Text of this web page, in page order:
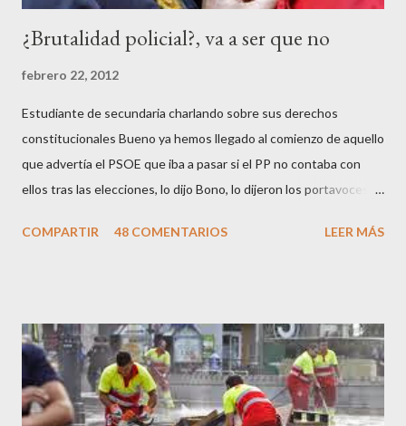
i¿Brutalidad policial?, va a ser que no
febrero 22, 2012
Estudiante de secundaria charlando sobre sus derechos
constitucionales Bueno ya hemos llegado al comienzo de aquello
que advertía el PSOE que iba a pasar si el PP no contaba con
ellos tras las elecciones, lo dijo Bono, lo dijeron los portavoces
los okupas, los red skins, los sharps o los anarcos porque a estos
caballeretes salieran en Valencia a la calle, dispuestos a hacer lo
que les viniera en gana, manifestarse sin la autorización
pertinente, cortar el tráfico de las calles más céntricas, volcar los
contenedores de vidrio para tener botellas a mano para agredir a
COMPARTIR 48 COMENTARIOS LEER MÁS